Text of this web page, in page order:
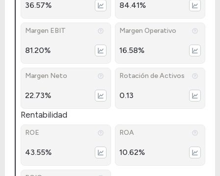
36.57% 84.41%
Margen EBIT
81.20%
Margen Operativo
16.58%
Margen Neto
22.73%
Rotación de Activos
0.13
Rentabilidad
ROE
43.55%
ROA
10.62%